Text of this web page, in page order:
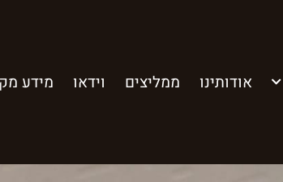
אודותינו ממליצים וידאו מידע